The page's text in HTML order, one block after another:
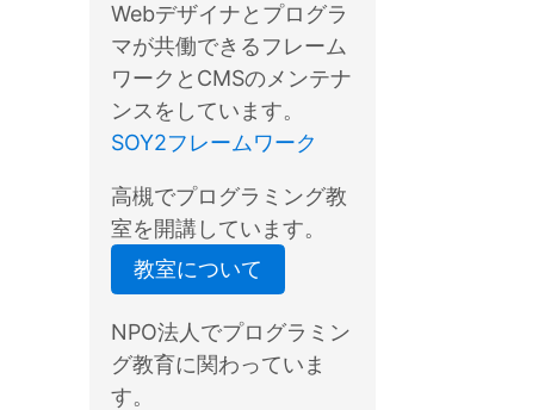
Webデザイナとプログラ
マが共働できるフレーム
ワークとCMSのメンテナ
ンスをしています。
SOY2フレームワーク
高槻でプログラミング教
室を開講しています。
教室について
NPO法人でプログラミン
グ教育に関わっていま
す。